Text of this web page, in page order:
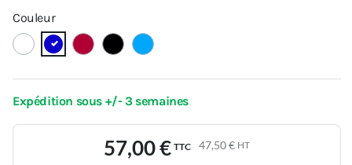
Couleur
Expédition sous +/- 3 semaines
57,00 € TTC 47,50 € HT